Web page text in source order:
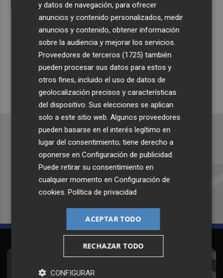
Suscríbete al canal de
Whatsapp
Siempre al día de las últimas noticias
¡Quiero suscribirme!
Recibe toda la actualidad de
Plaza Podcast en tu correo
Quiero suscribirme
Suscríbete al Boletín
y datos de navegación, para ofrecer
anuncios y contenido personalizados, medir
anuncios y contenido, obtener información
sobre la audiencia y mejorar los servicios.
Proveedores de terceros (1725) también
pueden procesar sus datos para estos y
otros fines, incluido el uso de datos de
geolocalización precisos y características
del dispositivo. Sus elecciones se aplican
solo a este sitio web. Algunos proveedores
pueden basarse en el interés legítimo en
lugar del consentimiento; tiene derecho a
oponerse enConfiguración de publicidad.
Puede retirar su consentimiento en
cualquier momento enConfiguración de
cookies.Política de privacidad
ACEPTAR TODO
RECHAZAR TODO
CONFIGURAR